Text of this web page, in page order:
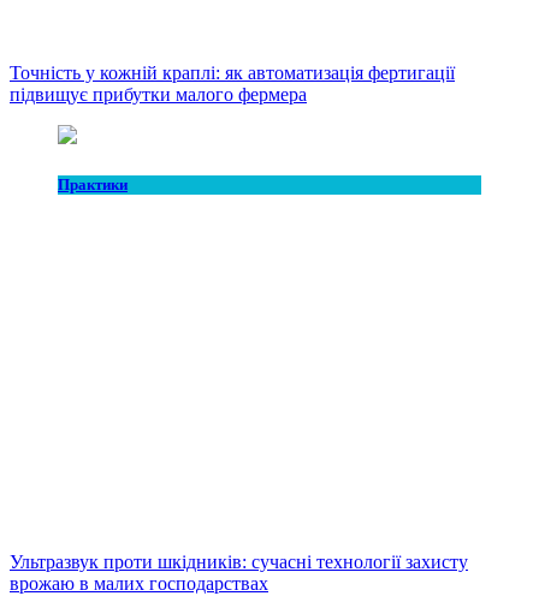
Точність у кожній краплі: як автоматизація фертигації
підвищує прибутки малого фермера
Практики
Ультразвук проти шкідників: сучасні технології захисту
врожаю в малих господарствах